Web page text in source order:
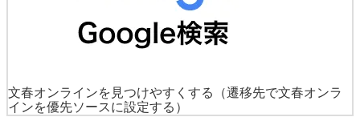
文春オンラインを見つけやすくする
（遷移先で文春オンラ
インを優先ソースに設定する）